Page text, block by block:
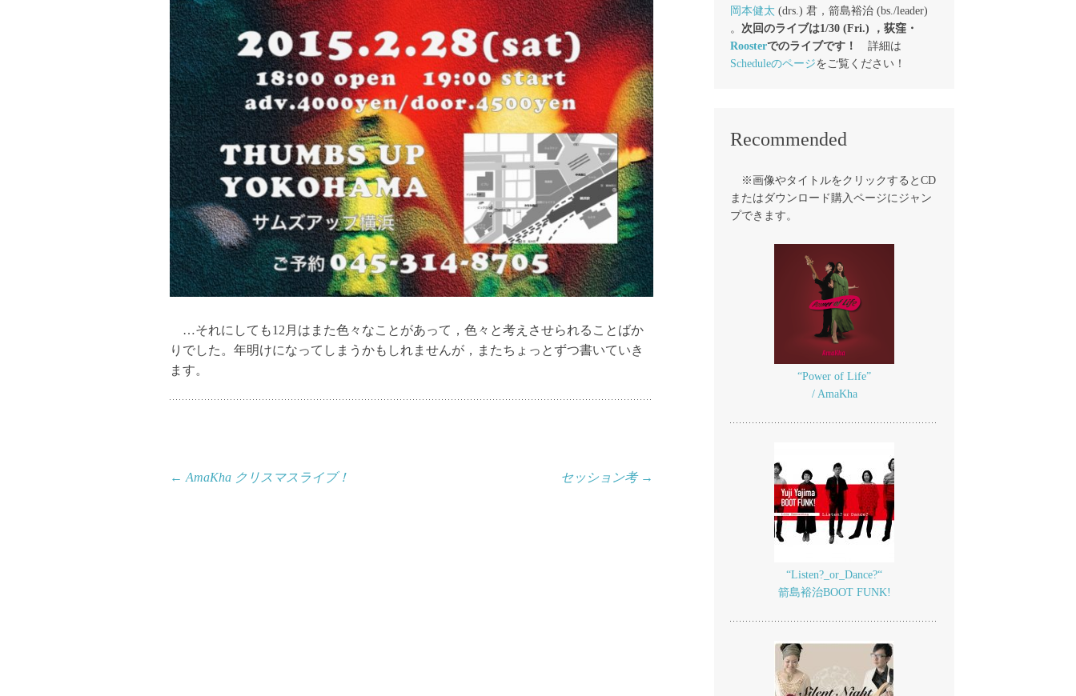
…それにしても12月はまた色々なことがあって，色々と考えさせられることばか
りでした。年明けになってしまうかもしれませんが，またちょっとずつ書いていき
ます。
← AmaKha クリスマスライブ！ セッション考 →
岡本健太 (drs.) 君，箭島裕治 (bs./leader)
。 次回のライブは1/30 (Fri.) ，荻窪・
Roosterでのライブです！
詳細は
Scheduleのページをご覧ください！
Recommended
※画像やタイトルをクリックするとCD
またはダウンロード購入ページにジャン
プできます。
“Power of Life”
/ AmaKha
“Listen?_or_Dance?“
箭島裕治BOOT FUNK!